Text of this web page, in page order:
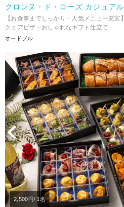
クロンヌ・ド・ローズ カジュア
【お食事までしっかり・人気メニュー充
クエアピザ・おしゃれなギフト仕立て
オードブル
Previous
2,500円/ 1名